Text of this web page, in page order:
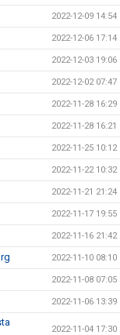
2022-12-09 14:54
2022-12-06 17:14
2022-12-03 19:06
2022-12-02 07:47
2022-11-28 16:29
2022-11-28 16:21
2022-11-25 10:12
2022-11-22 10:32
2022-11-21 21:24
2022-11-17 19:55
2022-11-16 21:42
2022-11-10 08:10
2022-11-08 07:05
2022-11-06 13:39
2022-11-04 17:30